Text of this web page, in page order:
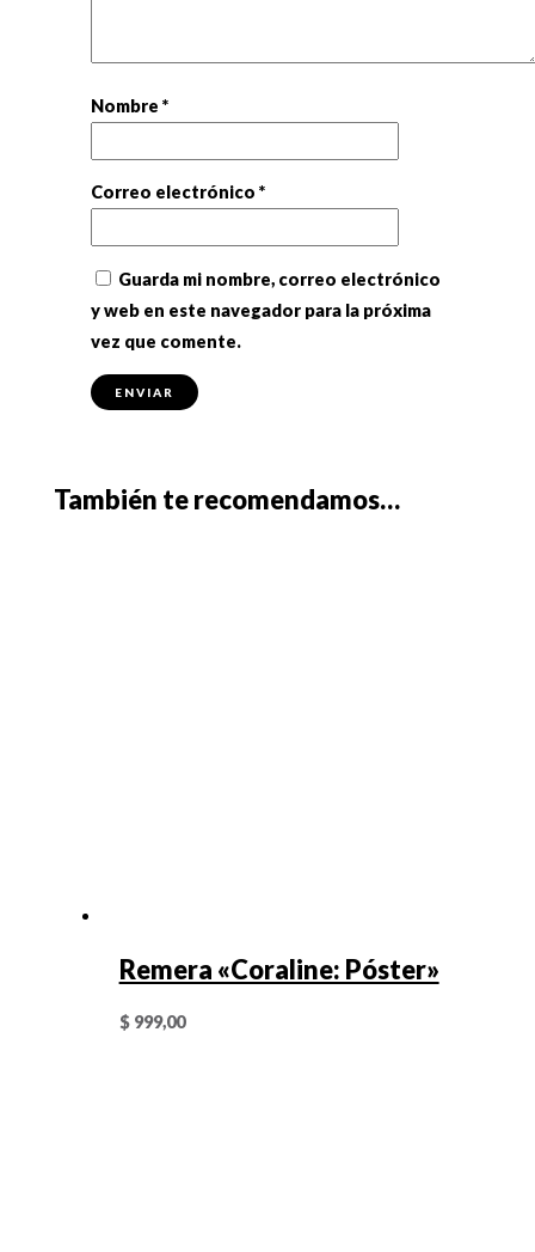
Nombre*
Correo electrónico*
Guarda mi nombre, correo electrónico
y web en este navegador para la próxima
vez que comente.
También te recomendamos…
Remera «Coraline: Póster»
$999,00